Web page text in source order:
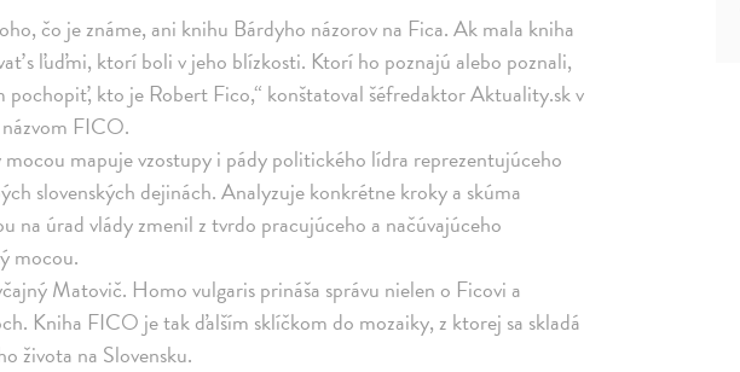
čo je známe, ani knihu Bárdyho názorov na Fica. Ak mala kniha
s ľuďmi, ktorí boli v jeho blízkosti. Ktorí ho poznajú alebo poznali,
pochopiť, kto je Robert Fico,“ konštatoval šéfredaktor Aktuality.sk v
FICO.
mapuje vzostupy i pády politického lídra reprezentujúceho
slovenských dejinách. Analyzuje konkrétne kroky a skúma
na úrad vlády zmenil z tvrdo pracujúceho a načúvajúceho
mocou.
Matovič. Homo vulgaris prináša správu nielen o Ficovi a
Kniha FICO je tak ďalším sklíčkom do mozaiky, z ktorej sa skladá
života na Slovensku.